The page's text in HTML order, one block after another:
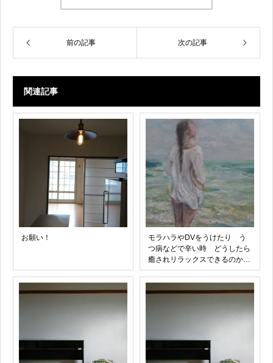
前の記事 次の記事
関連記事
お願い！
モラハラやDVをうけたり う
つ病などで辛い時 どうしたら
癒されリラックスできるのか
何をしてあげられるのか